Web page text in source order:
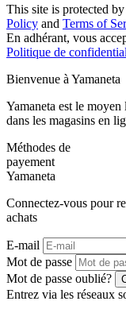
This site is protected
Policy and Terms of
En adhérant, vous
Politique de
Bienvenue à Yamaneta
Yamaneta est le
dans les magasins en
Méthodes de
payement
Yamaneta
Connectez-vous pour
achats
E-mail
Mot de passe
Mot de passe oublié?
Entrez via les réseaux